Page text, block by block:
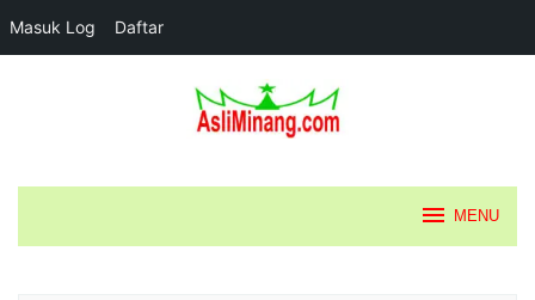
Masuk Log Daftar
MENU